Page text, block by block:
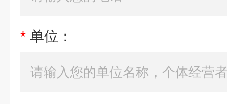
* 单位：